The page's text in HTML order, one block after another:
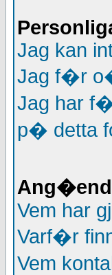
Jag kan
Jag f�r
Jag har
p� detta
Vem har
Varf�r
Vem